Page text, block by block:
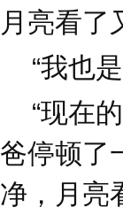
月亮看了
“我也是
“现在的
爸停顿了
净，月亮